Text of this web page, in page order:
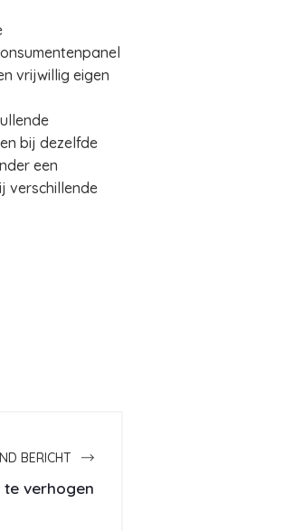
vrijwillig eigen
bij dezelfde
een
verschillende
BERICHT
te verhogen